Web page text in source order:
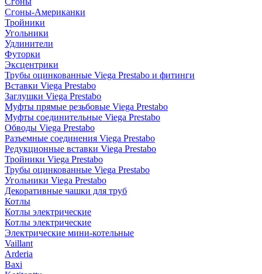
Сгоны-Американки
Тройники
Угольники
Удлинители
Футорки
Эксцентрики
Трубы оцинкованные Viega Prestabo и фитинги
Вставки Viega Prestabo
Заглушки Viega Prestabo
Муфты прямые резьбовые Viega Prestabo
Муфты соединительные Viega Prestabo
Обводы Viega Prestabo
Разъемные соединения Viega Prestabo
Редукционные вставки Viega Prestabo
Тройники Viega Prestabo
Трубы оцинкованные Viega Prestabo
Угольники Viega Prestabo
Декоративные чашки для труб
Котлы
Котлы электрические
Котлы электрические
Электрические мини-котельные
Vaillant
Arderia
Baxi